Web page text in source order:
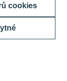
cookies